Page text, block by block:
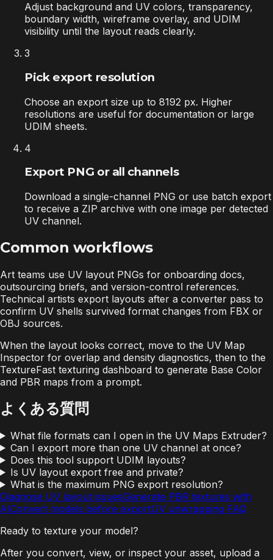
Adjust background and UV colors, transparency,
boundary width, wireframe overlay, and UDIM
visibility until the layout reads clearly.
3
Pick export resolution
Choose an export size up to 8192 px. Higher
resolutions are useful for documentation or large
UDIM sheets.
4
Export PNG or all channels
Download a single-channel PNG or use batch export
to receive a ZIP archive with one image per detected
UV channel.
Common workflows
Art teams use UV layout PNGs for onboarding docs,
outsourcing briefs, and version-control references.
Technical artists export layouts after a converter pass to
confirm UV shells survived format changes from FBX or
OBJ sources.
When the layout looks correct, move to the UV Map
Inspector for overlap and density diagnostics, then to the
TextureFast texturing dashboard to generate Base Color
and PBR maps from a prompt.
よくある質問
What file formats can I open in the UV Maps Extruder?
Can I export more than one UV channel at once?
Does this tool support UDIM layouts?
Is UV layout export free and private?
What is the maximum PNG export resolution?
Diagnose UV layout issuesGenerate PBR textures with
AIConvert models before exportUV unwrapping FAQ
Ready to texture your model?
After you convert, view, or inspect your asset, upload a